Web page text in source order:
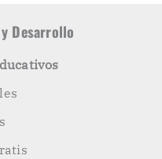
Desarrollo